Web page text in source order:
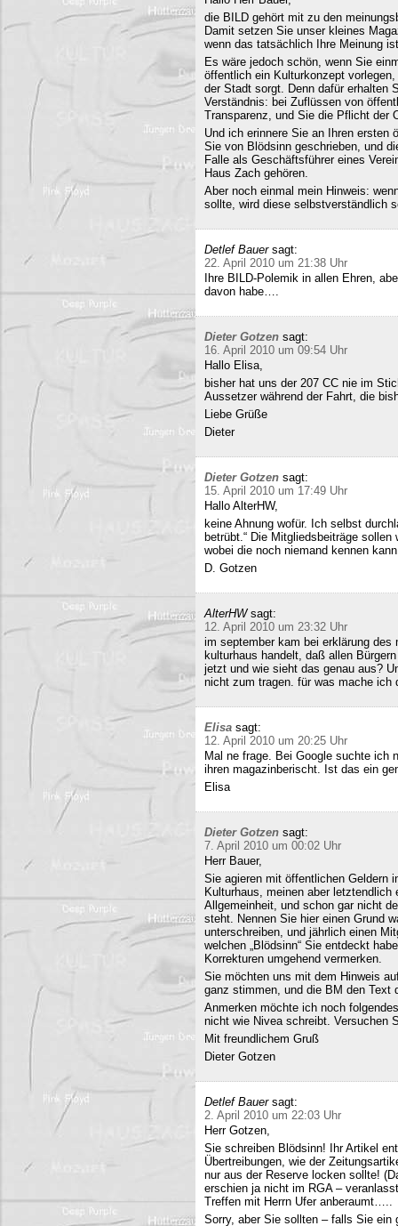
die BILD gehört mit zu den
Damit setzen Sie unser kleines
wenn das tatsächlich Ihre Meinung
Es wäre jedoch schön, wenn Sie
öffentlich ein Kulturkonzept
der Stadt sorgt. Denn dafür erhalten
Verständnis: bei Zuflüssen von
Transparenz, und Sie die Pflicht der
Und ich erinnere Sie an Ihren ersten
Sie von Blödsinn geschrieben, und
Falle als Geschäftsführer eines
Haus Zach gehören.
Aber noch einmal mein Hinweis:
sollte, wird diese selbstverständlich
Detlef Bauer sagt:
22. April 2010 um 21:38 Uhr
Ihre BILD-Polemik in allen Ehren,
davon habe….
Dieter Gotzen sagt:
16. April 2010 um 09:54 Uhr
Hallo Elisa,
bisher hat uns der 207 CC nie im
Aussetzer während der Fahrt, die
Liebe Grüße
Dieter
Dieter Gotzen sagt:
15. April 2010 um 17:49 Uhr
Hallo AlterHW,
keine Ahnung wofür. Ich selbst
betrübt.“ Die Mitgliedsbeiträge
wobei die noch niemand kennen
D. Gotzen
AlterHW sagt:
12. April 2010 um 23:32 Uhr
im september kam bei erklärung
kulturhaus handelt, daß allen
jetzt und wie sieht das genau aus?
nicht zum tragen. für was mache ich
Elisa sagt:
12. April 2010 um 20:25 Uhr
Mal ne frage. Bei Google suchte ich
ihren magazinberischt. Ist das ein
Elisa
Dieter Gotzen sagt:
7. April 2010 um 00:02 Uhr
Herr Bauer,
Sie agieren mit öffentlichen Geldern
Kulturhaus, meinen aber
Allgemeinheit, und schon gar nicht
steht. Nennen Sie hier einen Grund
unterschreiben, und jährlich einen
welchen „Blödsinn“ Sie entdeckt
Korrekturen umgehend vermerken.
Sie möchten uns mit dem Hinweis
ganz stimmen, und die BM den Text
Anmerken möchte ich noch
nicht wie Nivea schreibt. Versuchen
Mit freundlichem Gruß
Dieter Gotzen
Detlef Bauer sagt:
2. April 2010 um 22:03 Uhr
Herr Gotzen,
Sie schreiben Blödsinn! Ihr Artikel
Übertreibungen, wie der
nur aus der Reserve locken sollte!
erschien ja nicht im RGA –
Treffen mit Herrn Ufer anberaumt…..
Sorry, aber Sie sollten – falls Sie ein